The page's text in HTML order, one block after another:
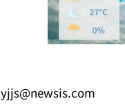
yjjs@newsis.com